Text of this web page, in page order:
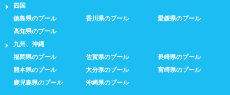
四国
徳島県のプール
香川県のプール
愛媛県のプール
高知県のプール
九州、沖縄
福岡県のプール
佐賀県のプール
長崎県のプール
熊本県のプール
大分県のプール
宮崎県のプール
鹿児島県のプール
沖縄県のプール